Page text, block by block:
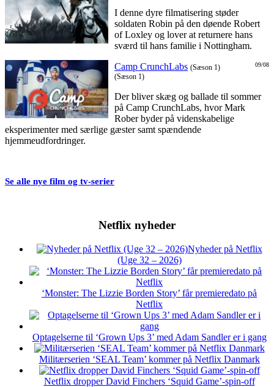
I denne dyre filmatisering støder
soldaten Robin på den døende Robert
of Loxley og lover at returnere hans
sværd til hans familie i Nottingham.
09/08
Camp CrunchLabs (Sæson 1)
(Sæson 1)
Der bliver skæg og ballade til sommer
på Camp CrunchLabs, hvor Mark
Rober byder på videnskabelige
eksperimenter med særlige gæster samt spændende
hjemmeudfordringer.
Se alle nye film og tv-serier
Netflix nyheder
Nyheder på Netflix
(Uge 32 – 2026)
‘Monster: The Lizzie Borden Story’ får premieredato på
Netflix
Optagelserne til ‘Grown Ups 3’ med Adam Sandler er i gang
Militærserien ‘SEAL Team’ kommer på Netflix Danmark
Netflix dropper David Finchers ‘Squid Game’-spin-off